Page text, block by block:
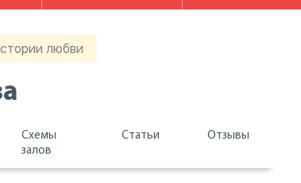
любви
Схемы
залов
Статьи Отзывы